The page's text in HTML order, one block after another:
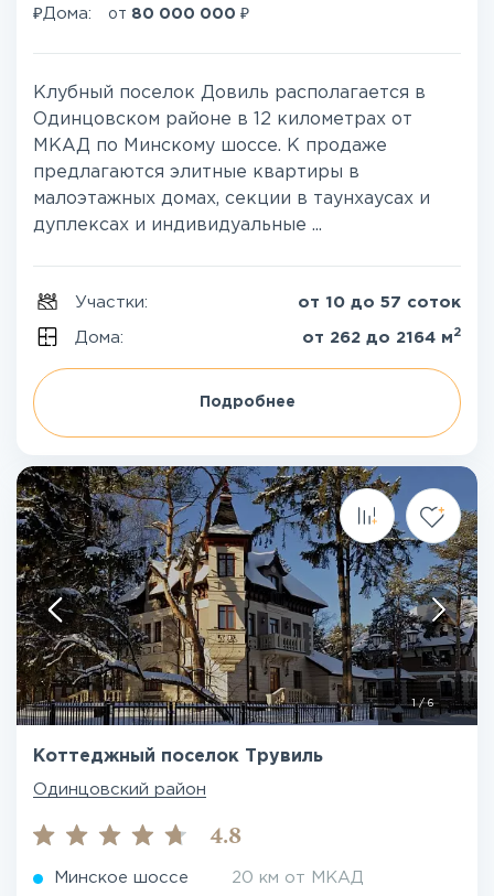
₽Дома: от 80 000 000 ₽
Клубный поселок Довиль располагается в
Одинцовском районе в 12 километрах от
МКАД по Минскому шоссе. К продаже
предлагаются элитные квартиры в
малоэтажных домах, секции в таунхаусах и
дуплексах и индивидуальные ...
Участки: от 10 до 57 соток
Дома: от 262 до 2164 м 2
Подробнее
1/6
Коттеджный поселок Трувиль
Одинцовский район
4.8
Минское шоссе 20 км от МКАД